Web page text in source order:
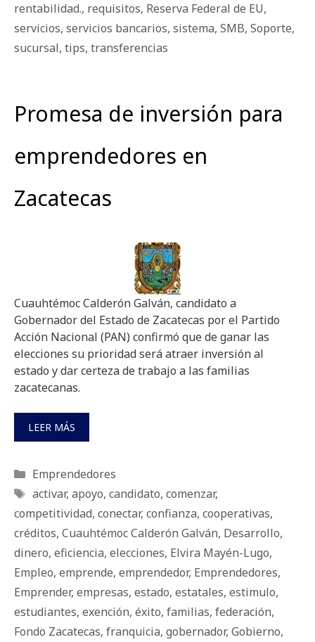
rentabilidad., requisitos, Reserva Federal de EU,
servicios, servicios bancarios, sistema, SMB, Soporte,
sucursal, tips, transferencias
Promesa de inversión para
emprendedores en
Zacatecas
Cuauhtémoc Calderón Galván, candidato a
Gobernador del Estado de Zacatecas por el Partido
Acción Nacional (PAN) confirmó que de ganar las
elecciones su prioridad será atraer inversión al
estado y dar certeza de trabajo a las familias
zacatecanas.
LEER MÁS
Categorías
Emprendedores
Etiquetas
activar, apoyo, candidato, comenzar,
competitividad, conectar, confianza, cooperativas,
créditos, Cuauhtémoc Calderón Galván, Desarrollo,
dinero, eficiencia, elecciones, Elvira Mayén-Lugo,
Empleo, emprende, emprendedor, Emprendedores,
Emprender, empresas, estado, estatales, estimulo,
estudiantes, exención, éxito, familias, federación,
Fondo Zacatecas, franquicia, gobernador, Gobierno,